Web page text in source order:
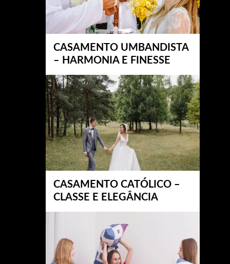
CASAMENTO UMBANDISTA
– HARMONIA E FINESSE
CASAMENTO CATÓLICO –
CLASSE E ELEGÂNCIA